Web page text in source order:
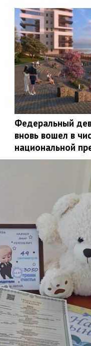
Федеральный
вновь вошел в
национальной